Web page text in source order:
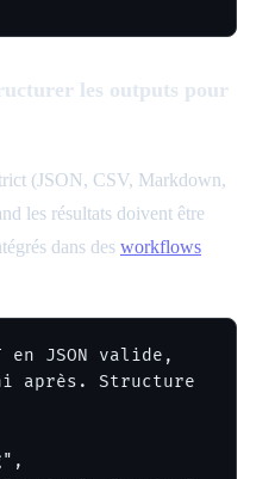
les outputs pour
(JSON, CSV, Markdown,
les résultats doivent être
dans des workflows
en JSON valide,
après. Structure